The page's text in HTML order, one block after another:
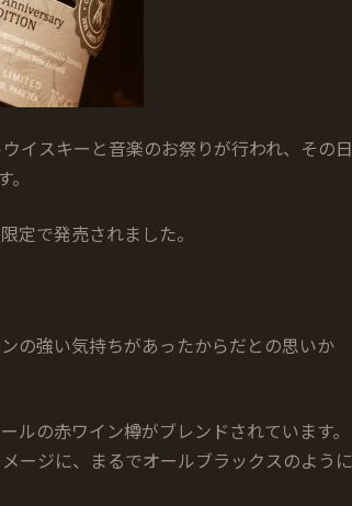
イスキーと音楽のお祭りが行われ、その日
定で発売されました。
の強い気持ちがあったからだとの思いか
ルの赤ワイン樽がブレンドされています。
ージに、まるでオールブラックスのように